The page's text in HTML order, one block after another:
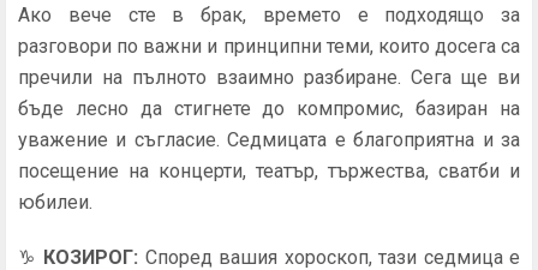
Ако вече сте в брак, времето е подходящо за
разговори по важни и принципни теми, които досега са
пречили на пълното взаимно разбиране. Сега ще ви
бъде лесно да стигнете до компромис, базиран на
уважение и съгласие. Седмицата е благоприятна и за
посещение на концерти, театър, тържества, сватби и
юбилеи.
♑ КОЗИРОГ: Според вашия хороскоп, тази седмица е